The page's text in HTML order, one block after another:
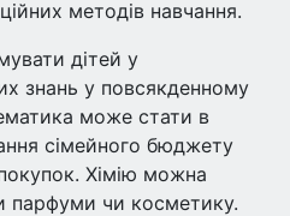
методів навчання.
дітей у
знань у повсякденному
може стати в
сімейного бюджету
Хімію можна
парфуми чи косметику.